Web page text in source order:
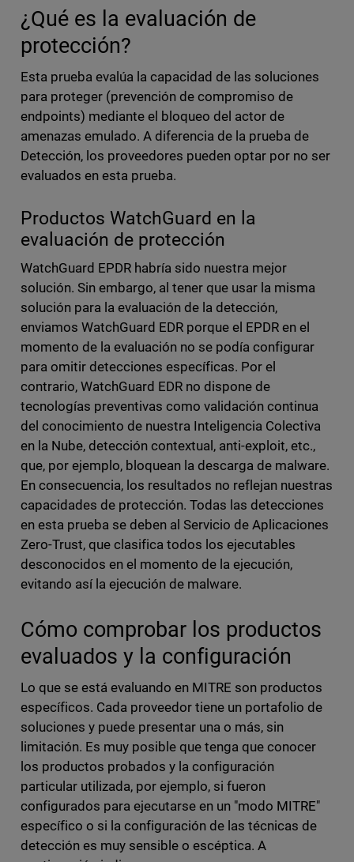
¿Qué es la evaluación de
protección?
Esta prueba evalúa la capacidad de las soluciones
para proteger (prevención de compromiso de
endpoints) mediante el bloqueo del actor de
amenazas emulado. A diferencia de la prueba de
Detección, los proveedores pueden optar por no ser
evaluados en esta prueba.
Productos WatchGuard en la
evaluación de protección
WatchGuard EPDR habría sido nuestra mejor
solución. Sin embargo, al tener que usar la misma
solución para la evaluación de la detección,
enviamos WatchGuard EDR porque el EPDR en el
momento de la evaluación no se podía configurar
para omitir detecciones específicas. Por el
contrario, WatchGuard EDR no dispone de
tecnologías preventivas como validación continua
del conocimiento de nuestra Inteligencia Colectiva
en la Nube, detección contextual, anti-exploit, etc.,
que, por ejemplo, bloquean la descarga de malware.
En consecuencia, los resultados no reflejan nuestras
capacidades de protección. Todas las detecciones
en esta prueba se deben al Servicio de Aplicaciones
Zero-Trust, que clasifica todos los ejecutables
desconocidos en el momento de la ejecución,
evitando así la ejecución de malware.
Cómo comprobar los productos
evaluados y la configuración
Lo que se está evaluando en MITRE son productos
específicos. Cada proveedor tiene un portafolio de
soluciones y puede presentar una o más, sin
limitación. Es muy posible que tenga que conocer
los productos probados y la configuración
particular utilizada, por ejemplo, si fueron
configurados para ejecutarse en un "modo MITRE"
específico o si la configuración de las técnicas de
detección es muy sensible o escéptica. A